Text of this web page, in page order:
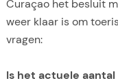
Curaçao het besluit
weer klaar is om
vragen:
Is het actuele